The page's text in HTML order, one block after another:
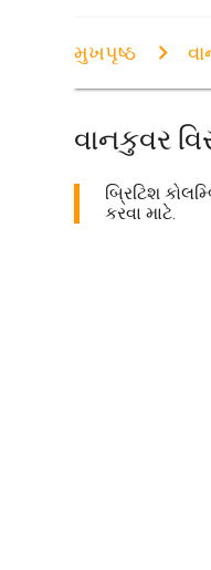
મુખપૃષ્ઠ
વાનકુવર
બ્રિટિશ
કરવા માટે.